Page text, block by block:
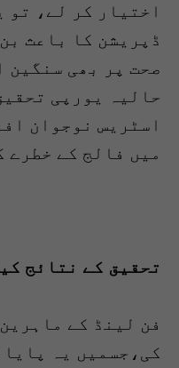
اختیار کر لے، تو
ڈپریشن کا باعث
صحت پر بھی سنگین
حالیہ یورپی
اسٹریس نوجوان
میں فالج کے خطرے
تحقیق کے نتائج
کی،جسمیں یہ